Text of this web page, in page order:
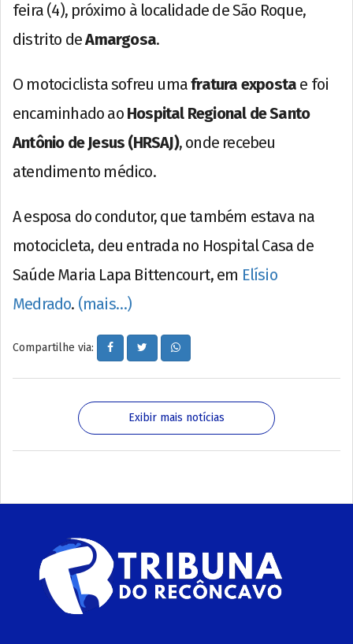
feira (4), próximo à localidade de São Roque,
distrito deAmargosa.
O motociclista sofreu umafratura exposta e foi
encaminhado ao Hospital Regional de Santo
Antônio de Jesus (HRSAJ), onde recebeu
atendimento médico.
A esposa do condutor, que também estava na
motocicleta, deu entrada no Hospital Casa de
Saúde Maria Lapa Bittencourt, em Elísio
Medrado. (mais…)
Compartilhe via:
Exibir mais notícias